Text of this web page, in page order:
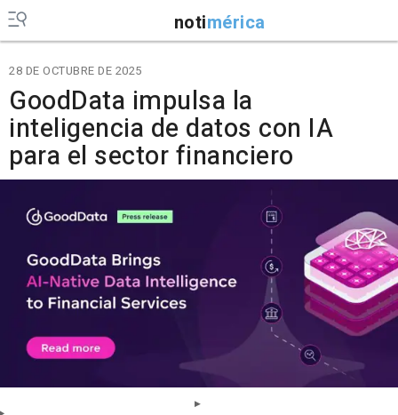
notimérica
28 DE OCTUBRE DE 2025
GoodData impulsa la
inteligencia de datos con IA
para el sector financiero